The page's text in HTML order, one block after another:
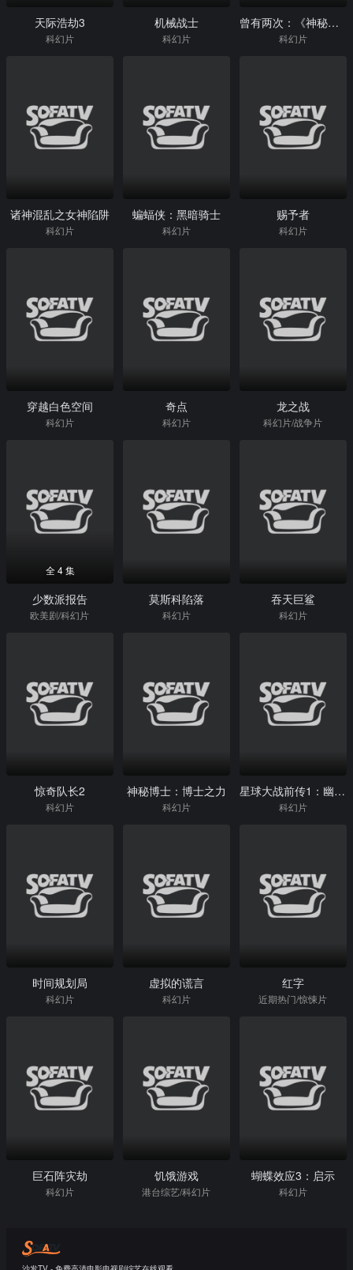
天际浩劫3
科幻片
机械战士
科幻片
曾有两次：《神秘博士》2017圣诞特别篇
科幻片
诸神混乱之女神陷阱
科幻片
蝙蝠侠：黑暗骑士
科幻片
赐予者
科幻片
穿越白色空间
科幻片
奇点
科幻片
龙之战
科幻片/战争片
全 4 集
少数派报告
欧美剧/科幻片
莫斯科陷落
科幻片
吞天巨鲨
科幻片
惊奇队长2
科幻片
神秘博士：博士之力
科幻片
星球大战前传1：幽灵的威胁
科幻片
时间规划局
科幻片
虚拟的谎言
科幻片
红字
近期热门/惊悚片
巨石阵灾劫
科幻片
饥饿游戏
港台综艺/科幻片
蝴蝶效应3：启示
科幻片